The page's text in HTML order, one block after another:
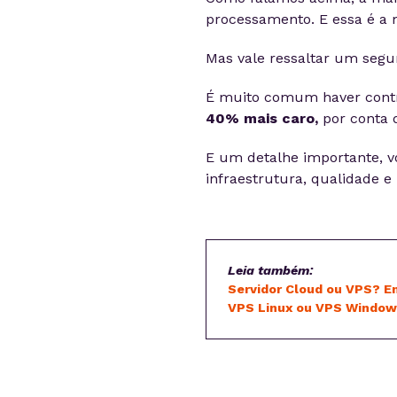
processamento. E essa é
Mas vale ressaltar um
É muito comum haver
40% mais caro, por conta
E um detalhe importante,
infraestrutura, qualidade e
Leia também:
Servidor Cloud ou VPS?
VPS Linux ou VPS